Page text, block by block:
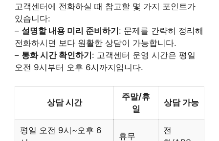
고객센터에 전화하실 때 참고할 몇 가지 포인트가
있습니다:
– 설명할 내용 미리 준비하기 : 문제를 간략히 정리해
전화하시면 보다 원활한 상담이 가능합니다.
– 통화 시간 확인하기 : 고객센터 운영 시간은 평일
오전 9시부터 오후 6시까지입니다.
상담 시간
주말/휴
일
상담 가능
평일 오전 9시~오후 6
휴무
전